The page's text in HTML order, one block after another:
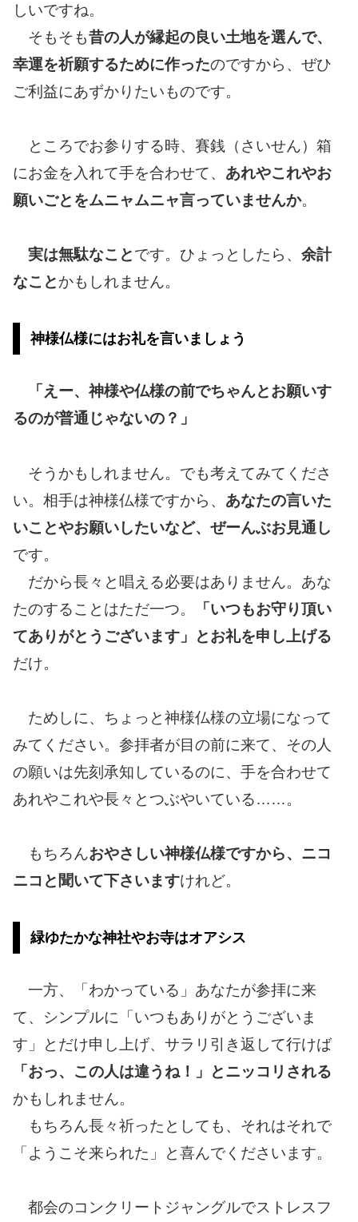
しいですね。
そもそも昔の人が縁起の良い土地を選んで、
幸運を祈願するために作ったのですから、ぜひ
ご利益にあずかりたいものです。
ところでお参りする時、賽銭（さいせん）箱
にお金を入れて手を合わせて、 あれやこれやお
願いごとをムニャムニャ言っていませんか。
実は無駄なことです。ひょっとしたら、 余計
なことかもしれません。
神様仏様にはお礼を言いましょう
「えー、神様や仏様の前でちゃんとお願いす
るのが普通じゃないの？」
そうかもしれません。でも考えてみてくださ
い。相手は神様仏様ですから、 あなたの言いた
いことやお願いしたいなど、ぜーんぶお見通し
です。
だから長々と唱える必要はありません。あな
たのすることはただ一つ。
「いつもお守り頂い
てありがとうございます」とお礼を申し上げる
だけ。
ためしに、ちょっと神様仏様の立場になって
みてください。参拝者が目の前に来て、その人
の願いは先刻承知しているのに、手を合わせて
あれやこれや長々とつぶやいている……。
もちろんおやさしい神様仏様ですから、ニコ
ニコと聞いて下さいますけれど。
緑ゆたかな神社やお寺はオアシス
一方、「わかっている」あなたが参拝に来
て、シンプルに「いつもありがとうございま
す」とだけ申し上げ、サラリ引き返して行けば
「おっ、この人は違うね！」とニッコリされる
かもしれません。
もちろん長々祈ったとしても、それはそれで
「ようこそ来られた」と喜んでくださいます。
都会のコンクリートジャングルでストレスフ